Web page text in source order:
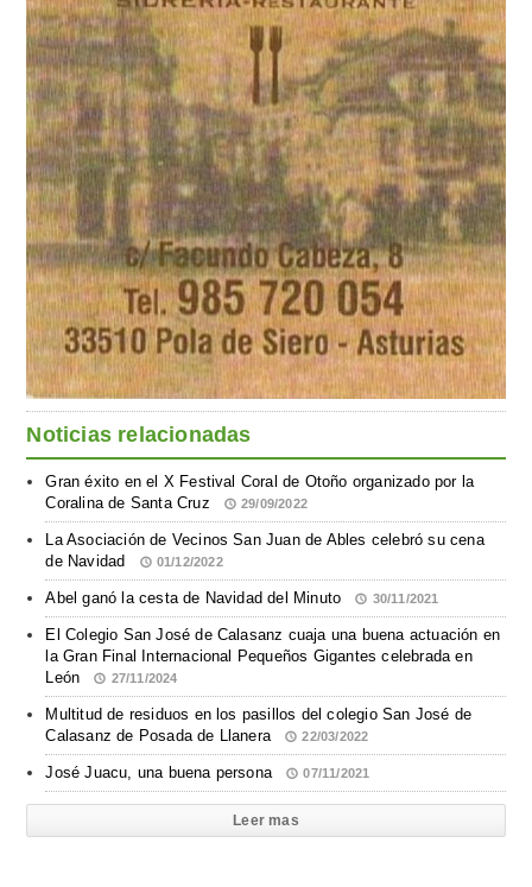
Noticias relacionadas
Gran éxito en el X Festival Coral de Otoño organizado por la
Coralina de Santa Cruz
29/09/2022
La Asociación de Vecinos San Juan de Ables celebró su cena
de Navidad
01/12/2022
Abel ganó la cesta de Navidad del Minuto 30/11/2021
El Colegio San José de Calasanz cuaja una buena actuación en
la Gran Final Internacional Pequeños Gigantes celebrada en
León
27/11/2024
Multitud de residuos en los pasillos del colegio San José de
Calasanz de Posada de Llanera
22/03/2022
José Juacu, una buena persona 07/11/2021
Leer mas